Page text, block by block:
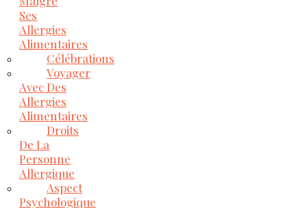
Ses
Allergies
Alimentaires
Célébrations
Voyager
Avec Des
Allergies
Alimentaires
Droits
De La
Personne
Allergique
Aspect
Psychologique